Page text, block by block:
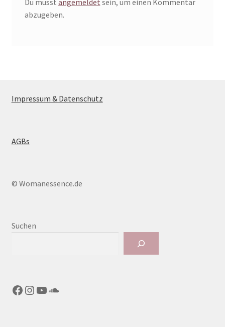
Du musst angemeldet sein, um einen Kommentar
abzugeben.
Impressum & Datenschutz
AGBs
© Womanessence.de
Suchen
Facebook
Instagram
YouTube
SoundCloud